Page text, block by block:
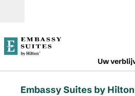
Uw
Embassy Suites by